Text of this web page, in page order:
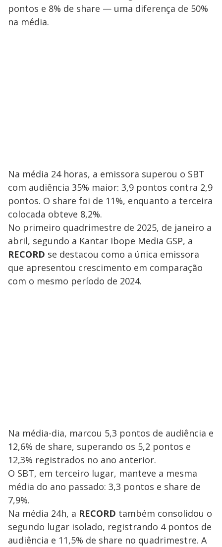
pontos e 8% de share — uma diferença de 50%
na média.
Na média 24 horas, a emissora superou o SBT
com audiência 35% maior: 3,9 pontos contra 2,9
pontos. O share foi de 11%, enquanto a terceira
colocada obteve 8,2%.
No primeiro quadrimestre de 2025, de janeiro a
abril, segundo a Kantar Ibope Media GSP, a
RECORD se destacou como a única emissora
que apresentou crescimento em comparação
com o mesmo período de 2024.
Na média-dia, marcou 5,3 pontos de audiência e
12,6% de share, superando os 5,2 pontos e
12,3% registrados no ano anterior.
O SBT, em terceiro lugar, manteve a mesma
média do ano passado: 3,3 pontos e share de
7,9%.
Na média 24h, a RECORD também consolidou o
segundo lugar isolado, registrando 4 pontos de
audiência e 11,5% de share no quadrimestre. A